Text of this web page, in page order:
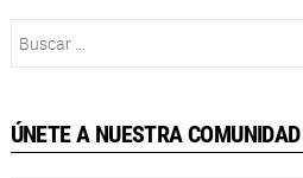
ÚNETE A NUESTRA COMUNIDAD